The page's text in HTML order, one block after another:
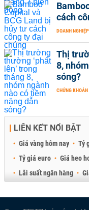
cách
DOANH NGHIỆP
Thị
8,
sóng?
CHỨNG KHOÁN
LIÊN KẾT NỔI BẬT
Giá vàng hôm nay Tỷ
Tỷ giá euro
Giá heo
Lãi suất ngân hàng